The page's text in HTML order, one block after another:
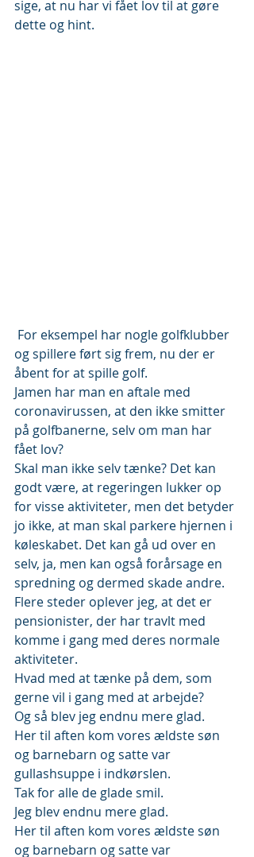
sige, at nu har vi fået lov til at gøre
dette og hint.
og spillere ført sig frem, nu der er
åbent for at spille golf.
Jamen har man en aftale med
coronavirussen, at den ikke smitter
på golfbanerne, selv om man har
fået lov?
Skal man ikke selv tænke? Det kan
godt være, at regeringen lukker op
for visse aktiviteter, men det betyder
jo ikke, at man skal parkere hjernen i
køleskabet. Det kan gå ud over en
selv, ja, men kan også forårsage en
spredning og dermed skade andre.
Flere steder oplever jeg, at det er
pensionister, der har travlt med
komme i gang med deres normale
aktiviteter.
Hvad med at tænke på dem, som
gerne vil i gang med at arbejde?
Og så blev jeg endnu mere glad.
Her til aften kom vores ældste søn
og barnebarn og satte var
gullashsuppe i indkørslen.
Tak for alle de glade smil.
Jeg blev endnu mere glad.
Her til aften kom vores ældste søn
og barnebarn og satte var